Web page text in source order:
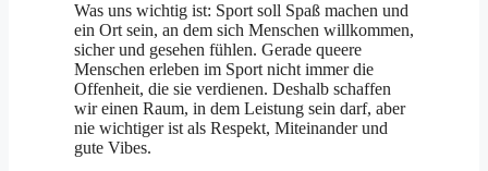
Was uns wichtig ist: Sport soll Spaß machen und
ein Ort sein, an dem sich Menschen willkommen,
sicher und gesehen fühlen. Gerade queere
Menschen erleben im Sport nicht immer die
Offenheit, die sie verdienen. Deshalb schaffen
wir einen Raum, in dem Leistung sein darf, aber
nie wichtiger ist als Respekt, Miteinander und
gute Vibes.